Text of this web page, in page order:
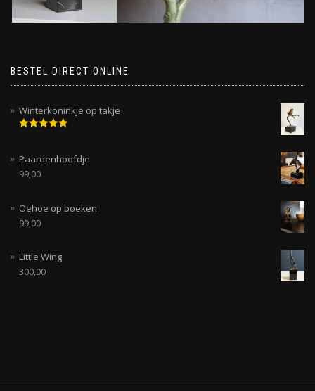
BESTEL DIRECT ONLINE
Winterkoninkje op takje
Paardenhoofdje
99,00
Oehoe op boeken
99,00
Little Wing
300,00